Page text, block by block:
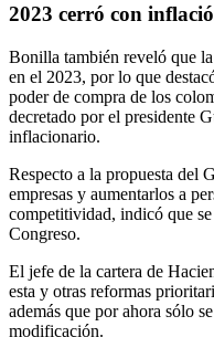
2023 cerró con
Bonilla también reveló que
en el 2023, por lo que
poder de compra de los
decretado por el presidente
inflacionario.
Respecto a la propuesta del
empresas y aumentarlos a
competitividad, indicó que
Congreso.
El jefe de la cartera de
esta y otras reformas
además que por ahora sólo
modificación.